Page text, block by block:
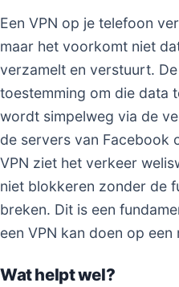
Een VPN op je telefoon
maar het voorkomt niet
verzamelt en verstuurt.
toestemming om die data
wordt simpelweg via de
de servers van Facebook
VPN ziet het verkeer
niet blokkeren zonder de
breken. Dit is een
een VPN kan doen op
Wat helpt wel?